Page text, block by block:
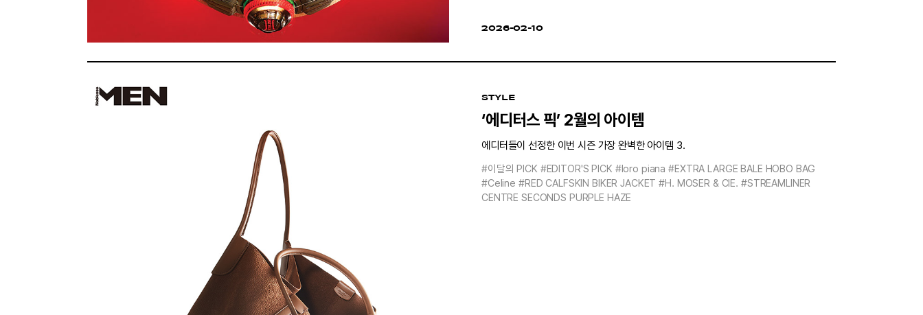
2026-02-10
STYLE
‘에디터스 픽’ 2월의 아이템
에디터들이 선정한 이번 시즌 가장 완벽한 아이템 3.
#이달의 PICK #EDITOR'S PICK #loro piana #EXTRA LARGE BALE HOBO BAG
#Celine #RED CALFSKIN BIKER JACKET #H. MOSER & CIE. #STREAMLINER
CENTRE SECONDS PURPLE HAZE